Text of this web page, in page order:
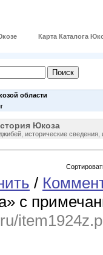
Карта Каталога
области
Юкоза
исторические
/
с